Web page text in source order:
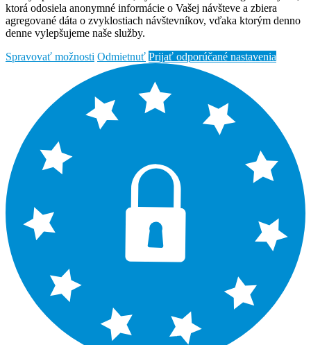
ktorá odosiela anonymné informácie o Vašej návšteve a zbiera
agregované dáta o zvyklostiach návštevníkov, vďaka ktorým denno
denne vylepšujeme naše služby.
Spravovať možnosti Odmietnuť Prijať odporúčané nastavenia